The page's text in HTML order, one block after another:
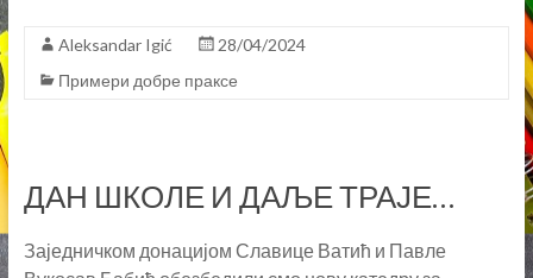
Примери добре праксе
Заједничком донацијом Славице Ватић и Павле
Вукосав Бабић обезбедили смо нову катедру за